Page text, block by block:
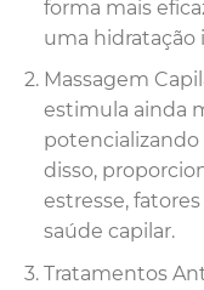
forma mais
uma hidratação
Massagem
estimula ainda
potencializando
disso,
estresse,
saúde capilar.
Tratamentos